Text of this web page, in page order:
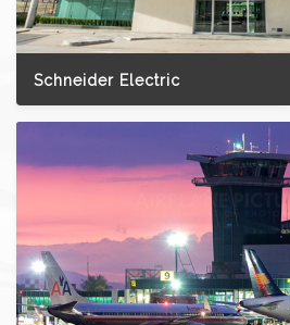
Schneider Electric